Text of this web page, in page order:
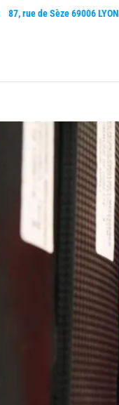
87, rue de Sèze 69006 LYON